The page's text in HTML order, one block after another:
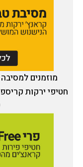
מוזמנים
חטיפי ירקות